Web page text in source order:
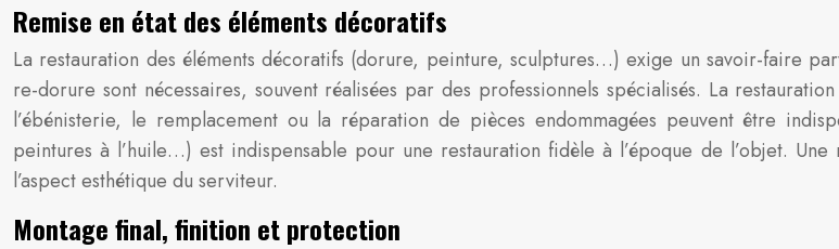
Remise en état des éléments décoratifs
La restauration des éléments décoratifs (dorure, peinture, sculptures…) exige un savoir-faire
re-dorure sont nécessaires, souvent réalisées par des professionnels spécialisés. La
l’ébénisterie, le remplacement ou la réparation de pièces endommagées peuvent être
peintures à l’huile…) est indispensable pour une restauration fidèle à l’époque de l’objet.
l’aspect esthétique du serviteur.
Montage final, finition et protection